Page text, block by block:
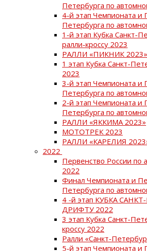
Петербурга по
4-й этап Чемпионата и
Петербурга по
1-й этап Кубка Санкт-
ралли-кроссу 2023
РАЛЛИ «ПИКНИК 2023»
1 этап Кубка Санкт-
2023
3-й этап Чемпионата и
Петербурга по
2-й этап Чемпионата и
Петербурга по
РАЛЛИ «ЯККИМА 2023»
МОТОТРЕК 2023
РАЛЛИ «КАРЕЛИЯ
2022
Первенство России по
2022
Финал Чемпионата и
Петербурга по
4 -й этап КУБКА
ДРИФТУ 2022
3 этап Кубка Санкт-
кроссу 2022
Ралли «Санкт-
5-й этап Чемпионата и